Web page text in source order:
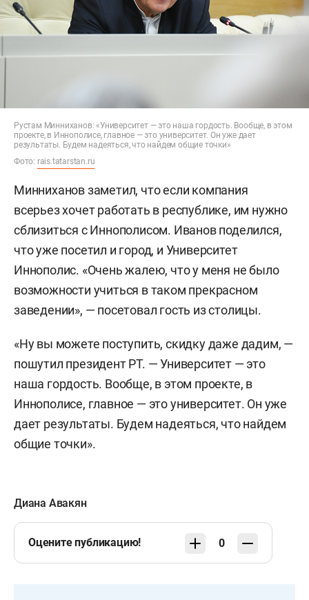
Рустам Минниханов: «Университет — это наша гордость. Вообще, в этом
проекте, в Иннополисе, главное — это университет. Он уже дает
результаты. Будем надеяться, что найдем общие точки»
Фото: rais.tatarstan.ru
Минниханов заметил, что если компания
всерьез хочет работать в республике, им нужно
сблизиться с Иннополисом. Иванов поделился,
что уже посетил и город, и Университет
Иннополис. «Очень жалею, что у меня не было
возможности учиться в таком прекрасном
заведении», — посетовал гость из столицы.
«Ну вы можете поступить, скидку даже дадим, —
пошутил президент РТ. — Университет — это
наша гордость. Вообще, в этом проекте, в
Иннополисе, главное — это университет. Он уже
дает результаты. Будем надеяться, что найдем
общие точки».
Диана Авакян
Оцените публикацию! 0